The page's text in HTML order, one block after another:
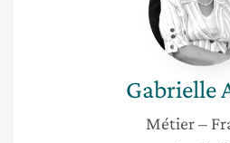
Gabrielle
Métier–